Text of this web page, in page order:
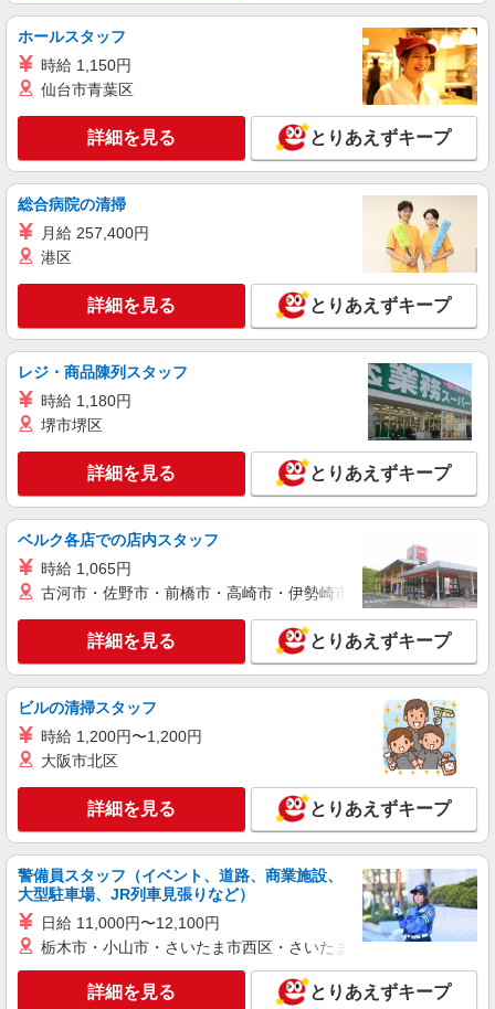
【山梨県甲府市】段ボール製造の機械オペレー
ター/時給1260円/日勤/土日休み
山梨県甲府市国玉町 車・バイク・自転車通勤
担当が面接を実施致します。
詳細を見る
派遣社員
株式会社日本ワークプレイス/Yamanashi037
【山梨県甲府市】電子部品の製造オペレータ
時給1500円
山梨県甲府市大津町 車・バイク・自転車通勤
OK(無料駐車場有 ※敷地外徒歩1分) 面接地につい
て：山梨県内の担当が面接を実施致します。
キープ 詳細を見る
アルムメディカルサポート株式会社/KH011-3
部品の出し入れと簡単なデータ入力
月給18万2000円＋諸手当 ※8時間を超えての
残業は25％割増
キープ 詳細を見る
派遣社員
株式会社Harvest Biz Career 甲府営業所/hbc-kf05
食品倉庫内での梱包･計量･出荷作業など簡単な
軽作業
定時：1100円×5.67ｈ×15日〜20日＝約9〜13
万円 残業：1375円×0ｈ＝0円 深夜割増：0円×0h
＝0円 交通費：最大2万円支給(規定有) 合計：約10
円 ※就業時間の相談可能。
山梨県甲府市国母 (※)国母立体の近く
詳細を見る
派遣社員
株式会社Harvest Biz Career甲府営業所/hbc-kf05
梱包 軽量 出荷作業
【月収例】 定時：1100円×5.67ｈ×15日〜20日
ホールスタッフ
時給 1,150円
仙台市青葉区
詳細を見る とりあえずキープ
総合病院の清掃
月給 257,400円
港区
詳細を見る とりあえずキープ
レジ・商品陳列スタッフ
時給 1,180円
堺市堺区
詳細を見る とりあえずキープ
ベルク各店での店内スタッフ
時給 1,065円
古河市・佐野市・前橋市・高崎市・伊勢崎市・太田市・館林市
詳細を見る とりあえずキープ
ビルの清掃スタッフ
時給 1,200円〜1,200円
大阪市北区
詳細を見る とりあえずキープ
警備員スタッフ（イベント、道路、商業施設、
大型駐車場、JR列車見張りなど）
日給 11,000円〜12,100円
栃木市・小山市・さいたま市西区・さいたま市岩槻区・久喜市・
詳細を見る とりあえずキープ